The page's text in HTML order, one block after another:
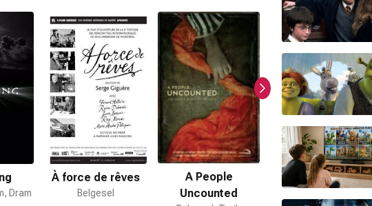
Dram
À force de rêves
Belgesel
A People
Uncounted
A Requiem for Che